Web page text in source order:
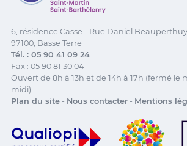
6, résidence Casse - Rue Daniel Beauperthuy
97100, Basse Terre
Tél. : 05 90 41 09 24
Fax : 05 90 81 30 04
Ouvert de 8h à 13h et de 14h à 17h (fermé le
midi)
Plan du site- Nous contacter- Mentions